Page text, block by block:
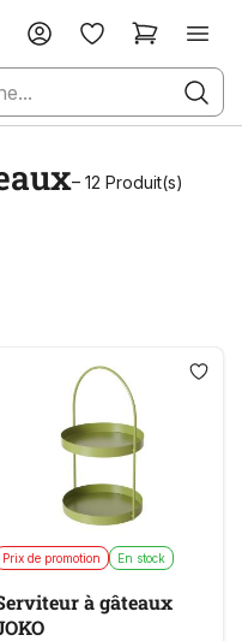
– 12 Produit(s)
Prix de promotion En stock
à gâteaux